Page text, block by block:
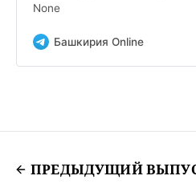
None
Башкирия Online
ПРЕДЫДУЩИЙ